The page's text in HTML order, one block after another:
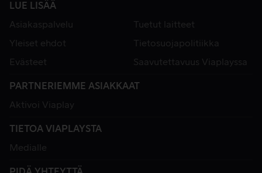
LUE LISÄÄ
Asiakaspalvelu
Tuetut laitteet
Yleiset ehdot
Tietosuojapolitiikka
Evästeet
Saavutettavuus Viaplayssa
PARTNERIEMME ASIAKKAAT
Aktivoi Viaplay
TIETOA VIAPLAYSTA
Medialle